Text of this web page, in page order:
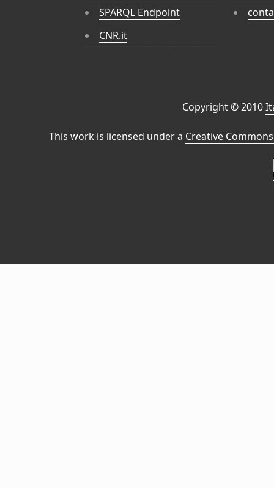
SPARQL Endpoint
CNR.it
Copyright © 2010
This work is licensed under a Creative